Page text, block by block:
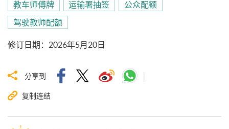
教车师傅牌
运输署抽签
公众配额
驾驶教师配额
修订日期： 2026年5月20日
分享到
复制连结